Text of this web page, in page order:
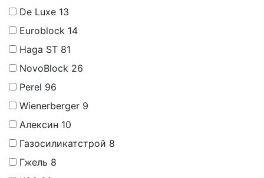
De Luxe 13
Euroblock 14
Haga ST 81
NovoBlock 26
Perel 96
Wienerberger 9
Алексин 10
Газосиликатстрой 8
Гжель 8